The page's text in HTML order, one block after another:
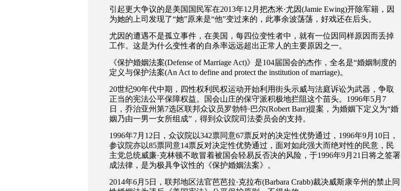
引起更大争议的是美国国民军在2013年12 月把杰米·尤因(Jamie Ewing)开除军籍，因
为她的上司发现了“她”原来是“他”变过来的，此事余波荡荡，好戏还在后头。
尤因的遭遇不是孤立事件，在美国，每四位变性者中，就有一位因同样原因而丢掉
工作。这是为什么变性者的自杀率远远超出正常人的主要原因之一。
《保护婚姻法案(Defense of Marriage Act)》是104届国会的杰作，全名是“婚姻制度的
定义与保护法案(An Act to define and protect the institution of marriage)。
20世纪90年代中期，四性权利民权运动开始利用街头示威与法庭诉讼为武器，争取
正当的宪法公平保障权益。国会山庄的保守派积极地拦阻这个苗头。 1996年5月 7
日，乔治亚州第7选区联邦众议员罗勃特·巴尔(Robert Barr)提案，为婚姻下定义为“婚
姻乃由一男一女所组成”，得到众议院司法委员会的支持。
1996年7月 12 日，众议院以342票同意67票反对的决定性优势通过， 1996年9月 10日，
参议院亦以85票同意14票反对决定性优势通过，面对如此强大而绝对性的民意，民
主党总统威廉·克林顿不敢冒着被国会轻易反否决的风险，于1996年9月 21 日将之签署
成法律，是为极具争议性的《保护婚姻法案》。
2014年6月 5日，联邦地区法官芭芭拉·克拉布(Barbara Crabb)裁决威斯康辛州的禁止同